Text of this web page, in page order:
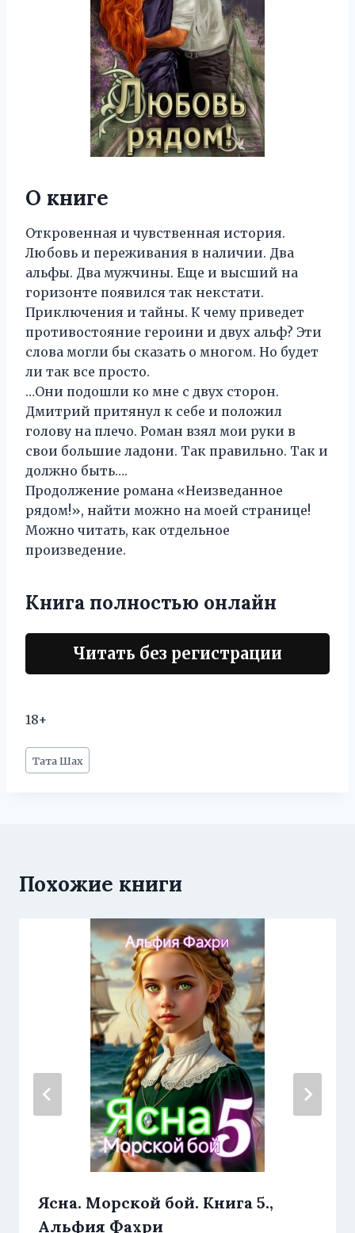
О книге
Откровенная и чувственная история.
Любовь и переживания в наличии. Два
альфы. Два мужчины. Еще и высший на
горизонте появился так некстати.
Приключения и тайны. К чему приведет
противостояние героини и двух альф? Эти
слова могли бы сказать о многом. Но будет
ли так все просто.
…Они подошли ко мне с двух сторон.
Дмитрий притянул к себе и положил
голову на плечо. Роман взял мои руки в
свои большие ладони. Так правильно. Так и
должно быть….
Продолжение романа «Неизведанное
рядом!», найти можно на моей странице!
Можно читать, как отдельное
произведение.
Книга полностью онлайн
Читать без регистрации
18+
Метки
записи:
Тата Шах
Похожие книги
Ясна. Морской бой. Книга 5.,
Альфия Фахри